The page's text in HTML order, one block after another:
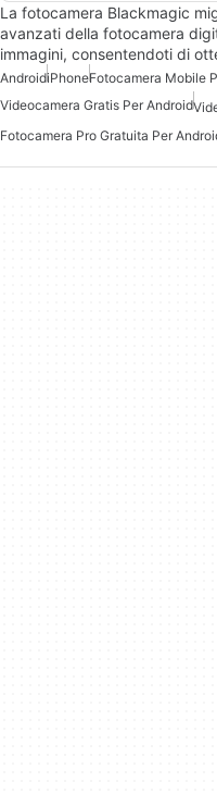
La fotocamera Blackmagic
avanzati della fotocamera
immagini, consentendoti di
AndroidiPhoneFotocamera Mobile
Videocamera Gratis Per Android
Fotocamera Pro Gratuita Per